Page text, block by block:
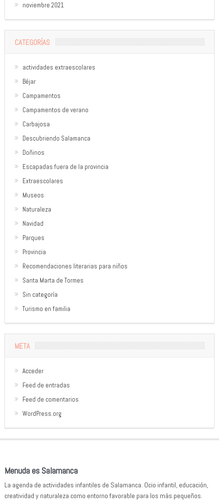
noviembre 2021
CATEGORÍAS
actividades extraescolares
Béjar
Campamentos
Campamentos de verano
Carbajosa
Descubriendo Salamanca
Doñinos
Escapadas fuera de la provincia
Extraescolares
Museos
Naturaleza
Navidad
Parques
Provincia
Recomendaciones literarias para niños
Santa Marta de Tormes
Sin categoría
Turismo en familia
META
Acceder
Feed de entradas
Feed de comentarios
WordPress.org
Menuda es Salamanca
La agenda de actividades infantiles de Salamanca. Ocio infantil, educación,
creatividad y naturaleza como entorno favorable para los más pequeños.